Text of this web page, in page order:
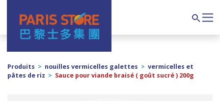
Navigation principale
Produits > nouilles vermicelles galettes > vermicelles et
pâtes de riz > Sauce pour viande braisé ( goût sucré ) 200g